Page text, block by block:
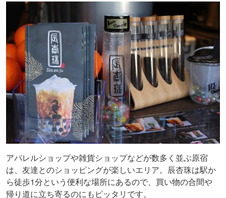
アパレルショップや雑貨ショップなどが数多く並ぶ原宿
は、友達とのショッピングが楽しいエリア。辰杏珠は駅か
ら徒歩1分という便利な場所にあるので、買い物の合間や
帰り道に立ち寄るのにもピッタリです。